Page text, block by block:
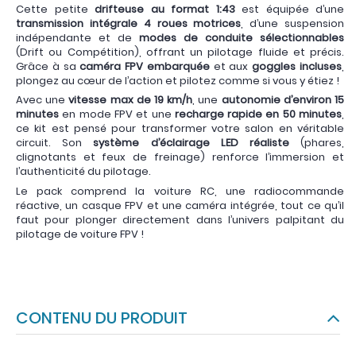
Cette petite drifteuse au format 1:43est équipée d’une
transmission intégrale 4 roues motrices , d’une suspension
indépendante et de modes de conduite sélectionnables
(Drift ou Compétition), offrant un pilotage fluide et précis.
Grâce à sa caméra FPV embarquéeet auxgoggles incluses
plongez au cœur de l’action et pilotez comme si vous y étiez !
Avec une vitesse max de 19 km/h, une autonomie d’environ 15
minutes en mode FPV et une recharge rapide en 50 minutes,
ce kit est pensé pour transformer votre salon en véritable
circuit. Sonsystème d’éclairage LED réaliste(phares,
clignotants et feux de freinage) renforce l’immersion et
l’authenticité du pilotage.
Le pack comprend la voiture RC, une radiocommande
réactive, un casque FPV et une caméra intégrée, tout ce qu’il
faut pour plonger directement dans l’univers palpitant du
pilotage de voiture FPV !
CONTENU DU PRODUIT